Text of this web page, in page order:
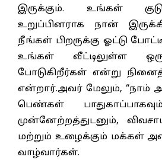
இருக்கும். உங்கள்
உறுப்பினராக நான்
நீங்கள் பிறருக்கு ஓட்டு
உங்கள் வீட்டிலுள்ள
போடுகிறீர்கள் என்று
என்றார்.அவர் மேலும்,
பெண்கள்
முன்னேற்றத்துடனும்,
மற்றும் உழைக்கும் மக்கள்
வாழ்வார்கள்.